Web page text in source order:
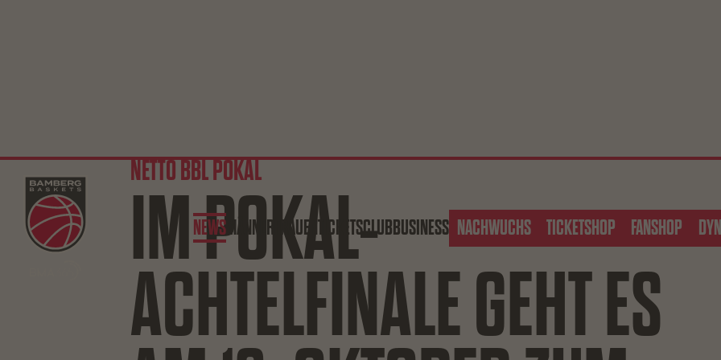
NEWSMÄNNER FRAUEN TICKETSCLUBBUSINESS NACHWUCHS TICKETSHOP FANSHOP DYN
NETTO BBL POKAL
IM POKAL-
ACHTELFINALE GEHT ES